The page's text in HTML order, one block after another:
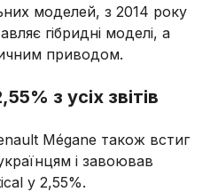
моделей, з 2014 року
гібридні моделі, а
приводом.
з усіх звітів
Mégane також встиг
і завоював
у 2,55%.